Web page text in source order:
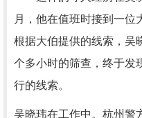
月，他在值班时接到一位
根据大伯提供的线索，吴
个多小时的筛查，终于发
行的线索。
吴晓玮在工作中。杭州警